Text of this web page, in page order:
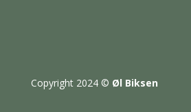
Copyright 2024 © Øl Biksen